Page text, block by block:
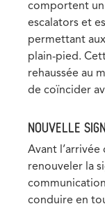
comportent un
escalators et
permettant
plain-pied.
rehaussée au
de coïncider
NOUVELLE
Avant
renouveler la
conduire en